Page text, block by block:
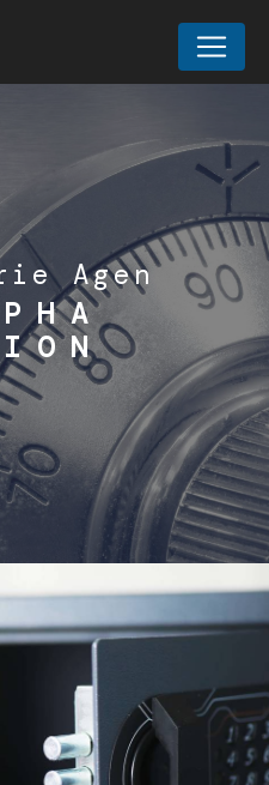
Agen